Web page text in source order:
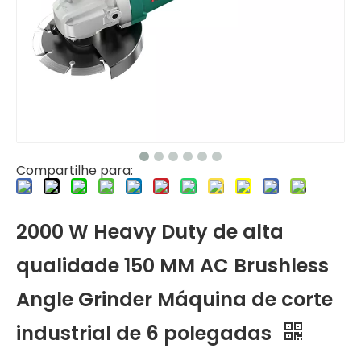
Compartilhe para:
2000 W Heavy Duty de alta
qualidade 150 MM AC Brushless
Angle Grinder Máquina de corte
industrial de 6 polegadas